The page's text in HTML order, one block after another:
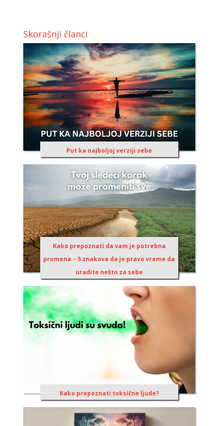
Skorašnji članci
Put ka najboljoj verziji sebe
Kako prepoznati da vam je potrebna
promena – 5 znakova da je pravo vreme da
uradite nešto za sebe
Kako prepoznati toksične ljude?